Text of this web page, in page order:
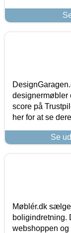
designermøbler
score på
her for at se
Se
Møblér.dk
boligindretning.
webshoppen og